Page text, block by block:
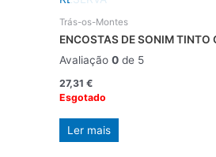
Trás-os-Montes
ENCOSTAS DE SONIM TINTO
Avaliação 0de 5
27,31 €
Esgotado
Ler mais